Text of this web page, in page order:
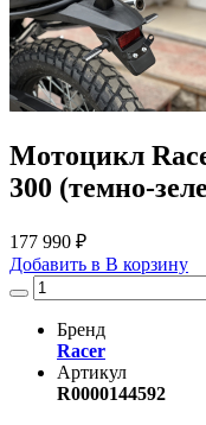
Мотоцикл
300 (темно-
177 990 ₽
Добавить в В корзину
Бренд
Racer
Артикул
R0000144592